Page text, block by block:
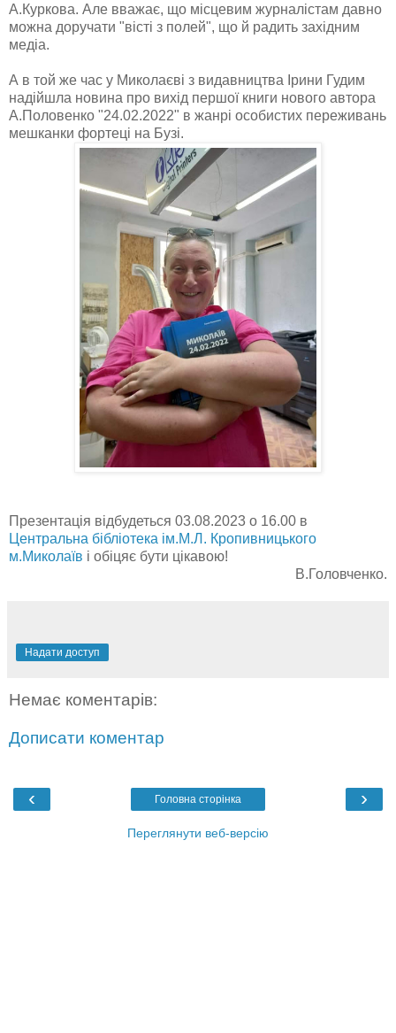
А.Куркова. Але вважає, що місцевим журналістам давно
можна доручати "вісті з полей", що й радить західним
медіа.
А в той же час у Миколаєві з видавництва Ірини Гудим
надійшла новина про вихід першої книги нового автора
А.Половенко "24.02.2022" в жанрі особистих переживань
мешканки фортеці на Бузі.
Презентація відбудеться 03.08.2023 о 16.00 в
Центральна бібліотека ім.М.Л. Кропивницького
м.Миколаїв і обіцяє бути цікавою!
В.Головченко.
Надати доступ
Немає коментарів:
Дописати коментар
‹ ›
Головна сторінка
Переглянути веб-версію